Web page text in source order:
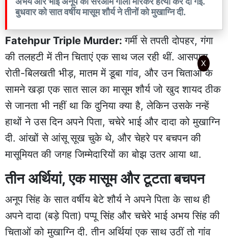
बुधवार को सात वर्षीय मासूम शौर्य ने तीनों को मुखाग्नि दी.
Fatehpur Triple Murder:गर्मी से तपती दोपहर, गंगा
की तलहटी में तीन चिताएं एक साथ जल रही थीं. आसपास
रोती-बिलखती भीड़, मातम में डूबा गांव, और उन चिताओं के
सामने खड़ा एक सात साल का मासूम शौर्य जो खुद शायद ठीक
से जानता भी नहीं था कि दुनिया क्या है, लेकिन उसके नन्हें
हाथों ने उस दिन अपने पिता, चचेरे भाई और दादा को मुखाग्नि
दी. आंखों से आंसू सूख चुके थे, और चेहरे पर बचपन की
मासूमियत की जगह जिम्मेदारियों का बोझ उतर आया था.
तीन अर्थियां, एक मासूम और टूटता बचपन
अनूप सिंह के सात वर्षीय बेटे शौर्य ने अपने पिता के साथ ही
अपने दादा (बड़े पिता) पप्पू सिंह और चचेरे भाई अभय सिंह की
चिताओं को मुखाग्नि दी. तीन अर्थियां एक साथ उठीं तो गांव
X